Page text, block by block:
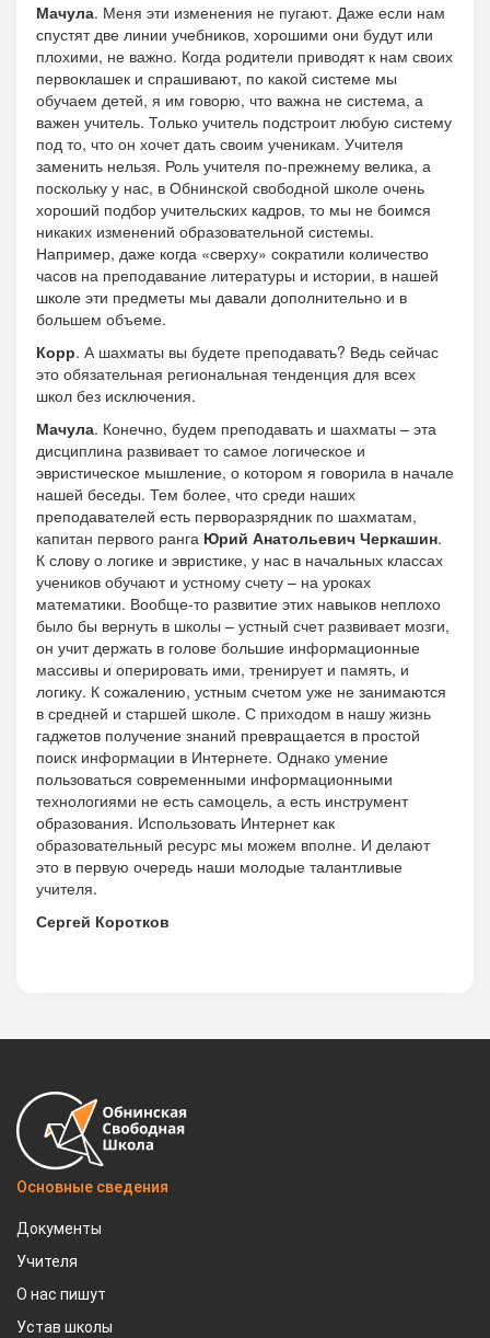
Мачула. Меня эти изменения не пугают. Даже если нам
спустят две линии учебников, хорошими они будут или
плохими, не важно. Когда родители приводят к нам своих
первоклашек и спрашивают, по какой системе мы
обучаем детей, я им говорю, что важна не система, а
важен учитель. Только учитель подстроит любую систему
под то, что он хочет дать своим ученикам. Учителя
заменить нельзя. Роль учителя по-прежнему велика, а
поскольку у нас, в Обнинской свободной школе очень
хороший подбор учительских кадров, то мы не боимся
никаких изменений образовательной системы.
Например, даже когда «сверху» сократили количество
часов на преподавание литературы и истории, в нашей
школе эти предметы мы давали дополнительно и в
большем объеме.
Корр. А шахматы вы будете преподавать? Ведь сейчас
это обязательная региональная тенденция для всех
школ без исключения.
Мачула. Конечно, будем преподавать и шахматы – эта
дисциплина развивает то самое логическое и
эвристическое мышление, о котором я говорила в начале
нашей беседы. Тем более, что среди наших
преподавателей есть перворазрядник по шахматам,
капитан первого ранга Юрий Анатольевич Черкашин.
К слову о логике и эвристике, у нас в начальных классах
учеников обучают и устному счету – на уроках
математики. Вообще-то развитие этих навыков неплохо
было бы вернуть в школы – устный счет развивает мозги,
он учит держать в голове большие информационные
массивы и оперировать ими, тренирует и память, и
логику. К сожалению, устным счетом уже не занимаются
в средней и старшей школе. С приходом в нашу жизнь
гаджетов получение знаний превращается в простой
поиск информации в Интернете. Однако умение
пользоваться современными информационными
технологиями не есть самоцель, а есть инструмент
образования. Использовать Интернет как
образовательный ресурс мы можем вполне. И делают
это в первую очередь наши молодые талантливые
учителя.
Сергей Коротков
Основные сведения
Документы
Учителя
О нас пишут
Устав школы